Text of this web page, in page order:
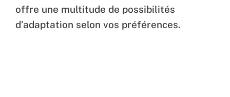
offre une multitude de possibilités
d’adaptation selon vos préférences.